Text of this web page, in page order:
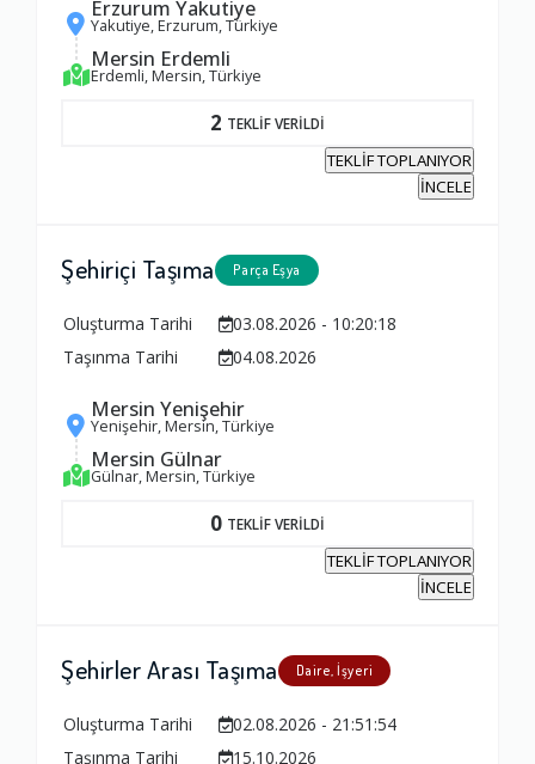
Erzurum Yakutiye
Yakutiye, Erzurum, Türkiye
Mersin Erdemli
Erdemli, Mersin, Türkiye
2 TEKLİF VERİLDİ
TEKLİF TOPLANIYOR
İNCELE
Şehiriçi Taşıma Parça Eşya
Oluşturma Tarihi
03.08.2026 - 10:20:18
Taşınma Tarihi
04.08.2026
Mersin Yenişehir
Yenişehir, Mersin, Türkiye
Mersin Gülnar
Gülnar, Mersin, Türkiye
0 TEKLİF VERİLDİ
TEKLİF TOPLANIYOR
İNCELE
Şehirler Arası Taşıma Daire, İşyeri
Oluşturma Tarihi
02.08.2026 - 21:51:54
Taşınma Tarihi
15.10.2026